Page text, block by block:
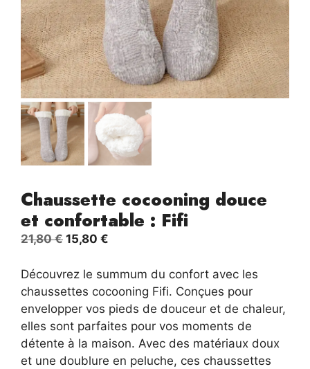
Chaussette cocooning douce
et confortable : Fifi
21,80€ Le
initial
était :
21,80 €.
15,80 €
actuel
est :
15,80 €.
Découvrez le summum du confort avec les
chaussettes cocooning Fifi. Conçues pour
envelopper vos pieds de douceur et de chaleur,
elles sont parfaites pour vos moments de
détente à la maison. Avec des matériaux doux
et une doublure en peluche, ces chaussettes